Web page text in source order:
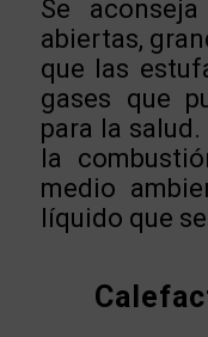
Se
abiertas,
que las
gases que
para la
la
medio
líquido que